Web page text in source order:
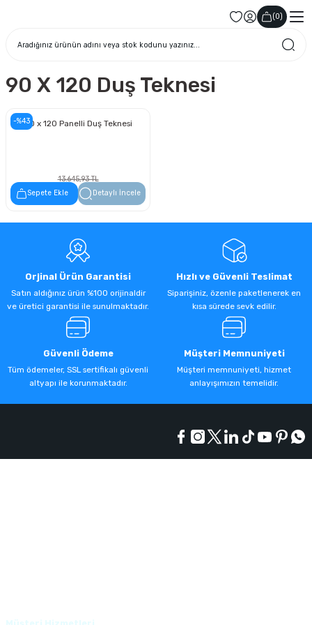
(0)
90 X 120 Duş Teknesi
-%4390 x 120 Panelli Duş Teknesi
13.645,93 TL
7.778,18 TL
Sepete Ekle Detaylı İncele
Orjinal Ürün Garantisi
Satın aldığınız ürün %100 orijinaldir
ve üretici garantisi ile sunulmaktadır.
Hızlı ve Güvenli Teslimat
Siparişiniz, özenle paketlenerek en
kısa sürede sevk edilir.
Güvenli Ödeme
Tüm ödemeler, SSL sertifikalı güvenli
altyapı ile korunmaktadır.
Müşteri Memnuniyeti
Müşteri memnuniyeti, hizmet
anlayışımızın temelidir.